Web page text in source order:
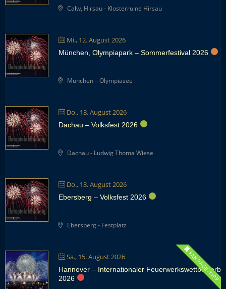
Calw, Hirsau - Klosterruine Hirsau
Mi., 12. August 2026
München, Olympiapark – Sommerfestival 2026
München – Olympiasee
Do., 13. August 2026
Dachau – Volksfest 2026
Dachau - Ludwig Thoma Wiese
Do., 13. August 2026
Ebersberg – Volksfest 2026
Ebersberg - Festplatz
Sa., 15. August 2026 FANPAGE-TIPP
Hannover – Internationaler Feuerwerkswettbewerb
2026